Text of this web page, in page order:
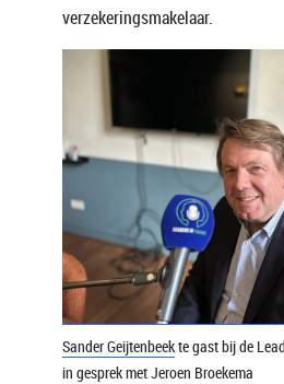
verzekeringsmakelaar.
Sander Geijtenbeekte gast bij de
in gesprek met Jeroen Broekema